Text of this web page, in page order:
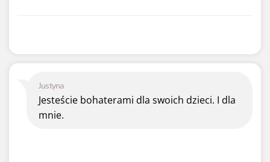
Justyna
Jesteście bohaterami dla swoich dzieci. I dla
mnie.